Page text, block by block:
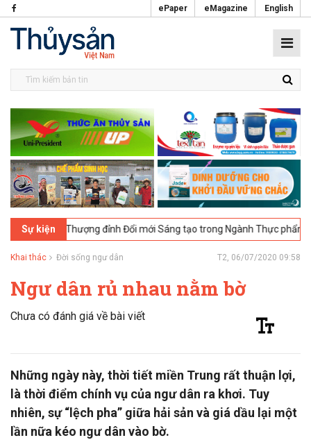
ePaper eMagazine English
Sự kiện
nghị Thượng đỉnh Đổi mới Sáng tạo trong Ngành Thực phẩm Thủy sản
Khai thác Đời sống ngư dân T2, 06/07/2020 09:58
Ngư dân rủ nhau nằm bờ
Chưa có đánh giá về bài viết
Những ngày này, thời tiết miền Trung rất thuận lợi,
là thời điểm chính vụ của ngư dân ra khơi. Tuy
nhiên, sự “lệch pha” giữa hải sản và giá dầu lại một
lần nữa kéo ngư dân vào bờ.